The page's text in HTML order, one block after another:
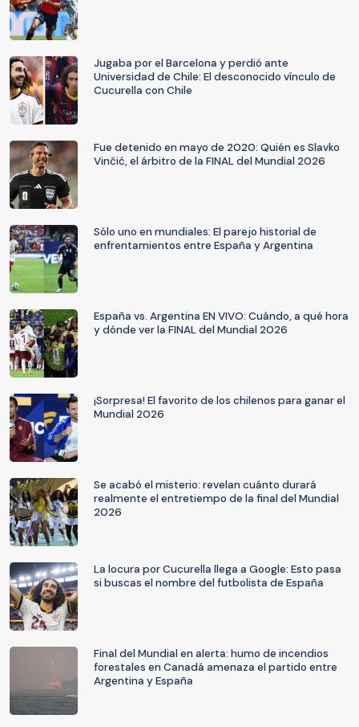
Jugaba por el Barcelona y perdió ante
Universidad de Chile: El desconocido vínculo de
Cucurella con Chile
Fue detenido en mayo de 2020: Quién es Slavko
Vinčić, el árbitro de la FINAL del Mundial 2026
Sólo uno en mundiales: El parejo historial de
enfrentamientos entre España y Argentina
España vs. Argentina EN VIVO: Cuándo, a qué hora
y dónde ver la FINAL del Mundial 2026
¡Sorpresa! El favorito de los chilenos para ganar el
Mundial 2026
Se acabó el misterio: revelan cuánto durará
realmente el entretiempo de la final del Mundial
2026
La locura por Cucurella llega a Google: Esto pasa
si buscas el nombre del futbolista de España
Final del Mundial en alerta: humo de incendios
forestales en Canadá amenaza el partido entre
Argentina y España